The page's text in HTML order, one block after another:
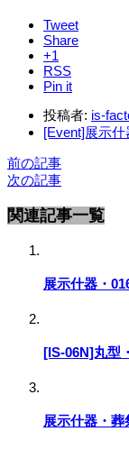
Tweet
Share
+1
RSS
Pin it
投稿者: is-
[Event]展示什
前の記事
次の記事
関連記事一覧
展示什器・
[IS-06N]丸型
展示什器・葬